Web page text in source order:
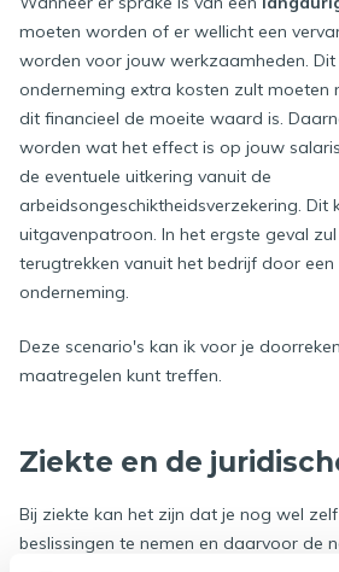
moeten worden of er wellicht een
worden voor jouw werkzaamheden.
onderneming extra kosten zult moeten
dit financieel de moeite waard is.
worden wat het effect is op jouw
de eventuele uitkering vanuit de
arbeidsongeschiktheidsverzekering. Dit
uitgavenpatroon. In het ergste geval
terugtrekken vanuit het bedrijf door
onderneming.
Deze scenario's kan ik voor je
maatregelen kunt treffen.
Ziekte en de
Bij ziekte kan het zijn dat je nog wel
beslissingen te nemen en daarvoor de